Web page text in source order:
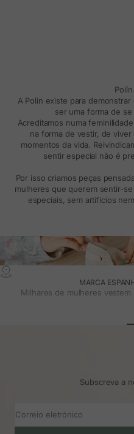
A Polin existe para
ser uma forma de se
Acreditamos numa
na forma de vestir, de
momentos da vida.
sentir especial não é
Por isso criamos peças
mulheres que querem sentir-
especiais, sem artifícios
MARCA
Milhares de mulheres vestem
Subscreva a
Correio eletrónico